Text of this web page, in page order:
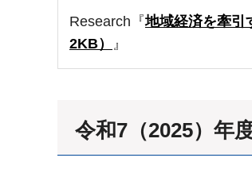
Research『地域経済を牽引
2KB）
』
令和7（2025）年